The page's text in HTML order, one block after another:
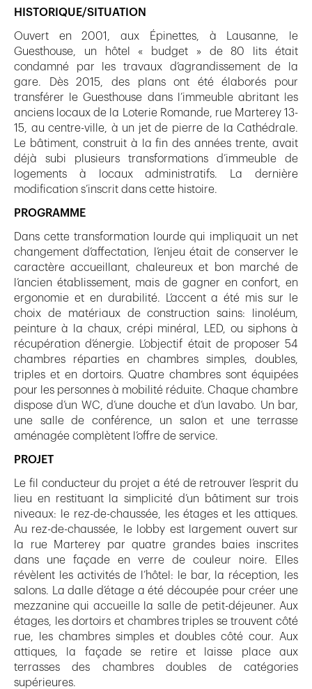
HISTORIQUE/SITUATION
Ouvert en 2001, aux Épinettes, à Lausanne, le
Guesthouse, un hôtel « budget » de 80 lits était
condamné par les travaux d’agrandissement de la
gare. Dès 2015, des plans ont été élaborés pour
transférer le Guesthouse dans l’immeuble abritant les
anciens locaux de la Loterie Romande, rue Marterey 13-
15, au centre-ville, à un jet de pierre de la Cathédrale.
Le bâtiment, construit à la fin des années trente, avait
déjà subi plusieurs transformations d’immeuble de
logements à locaux administratifs. La dernière
modification s’inscrit dans cette histoire.
PROGRAMME
Dans cette transformation lourde qui impliquait un net
changement d’affectation, l’enjeu était de conserver le
caractère accueillant, chaleureux et bon marché de
l’ancien établissement, mais de gagner en confort, en
ergonomie et en durabilité. L’accent a été mis sur le
choix de matériaux de construction sains: linoléum,
peinture à la chaux, crépi minéral, LED, ou siphons à
récupération d’énergie. L’objectif était de proposer 54
chambres réparties en chambres simples, doubles,
triples et en dortoirs. Quatre chambres sont équipées
pour les personnes à mobilité réduite. Chaque chambre
dispose d’un WC, d’une douche et d’un lavabo. Un bar,
une salle de conférence, un salon et une terrasse
aménagée complètent l’offre de service.
PROJET
Le fil conducteur du projet a été de retrouver l’esprit du
lieu en restituant la simplicité d’un bâtiment sur trois
niveaux: le rez-de-chaussée, les étages et les attiques.
Au rez-de-chaussée, le lobby est largement ouvert sur
la rue Marterey par quatre grandes baies inscrites
dans une façade en verre de couleur noire. Elles
révèlent les activités de l’hôtel: le bar, la réception, les
salons. La dalle d’étage a été découpée pour créer une
mezzanine qui accueille la salle de petit-déjeuner. Aux
étages, les dortoirs et chambres triples se trouvent côté
rue, les chambres simples et doubles côté cour. Aux
attiques, la façade se retire et laisse place aux
terrasses des chambres doubles de catégories
supérieures.